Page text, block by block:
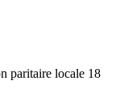
paritaire locale 18